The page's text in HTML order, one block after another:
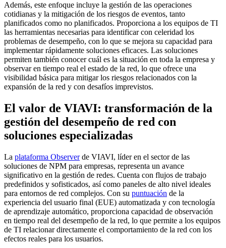
Además, este enfoque incluye la gestión de las operaciones
cotidianas y la mitigación de los riesgos de eventos, tanto
planificados como no planificados. Proporciona a los equipos de TI
las herramientas necesarias para identificar con celeridad los
problemas de desempeño, con lo que se mejora su capacidad para
implementar rápidamente soluciones eficaces. Las soluciones
permiten también conocer cuál es la situación en toda la empresa y
observar en tiempo real el estado de la red, lo que ofrece una
visibilidad básica para mitigar los riesgos relacionados con la
expansión de la red y con desafíos imprevistos.
El valor de VIAVI: transformación de la
gestión del desempeño de red con
soluciones especializadas
La plataforma Observerde VIAVI, líder en el sector de las
soluciones de NPM para empresas, representa un avance
significativo en la gestión de redes. Cuenta con flujos de trabajo
predefinidos y sofisticados, así como paneles de alto nivel ideales
para entornos de red complejos. Con su puntuación de la
experiencia del usuario final (EUE) automatizada y con tecnología
de aprendizaje automático, proporciona capacidad de observación
en tiempo real del desempeño de la red, lo que permite a los equipos
de TI relacionar directamente el comportamiento de la red con los
efectos reales para los usuarios.